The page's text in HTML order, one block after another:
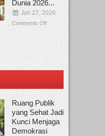
Dunia 2026...
Jun 27, 2026
Comments Off
Ruang Publik
yang Sehat Jadi
Kunci Menjaga
Demokrasi